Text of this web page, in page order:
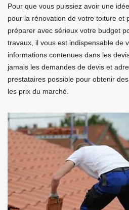
Pour que vous puissiez avoir une
pour la rénovation de votre toiture et
préparer avec sérieux votre budget
travaux, il vous est indispensable de
informations contenues dans les
jamais les demandes de devis et
prestataires possible pour obtenir
les prix du marché.